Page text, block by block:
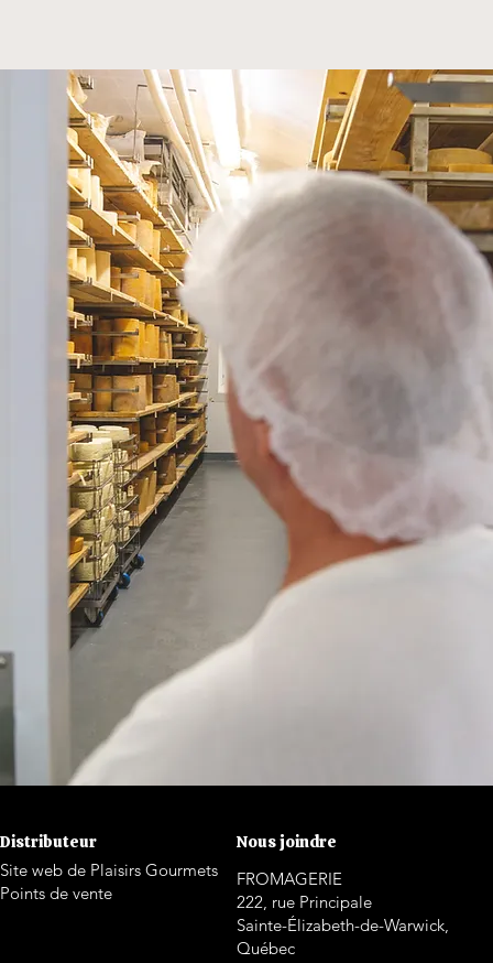
Distributeur
Site web de Plaisirs Gourmets
Points de vente
Nous joindre
FROMAGERIE
222, rue Principale
Sainte-Élizabeth-de-Warwick,
Québec